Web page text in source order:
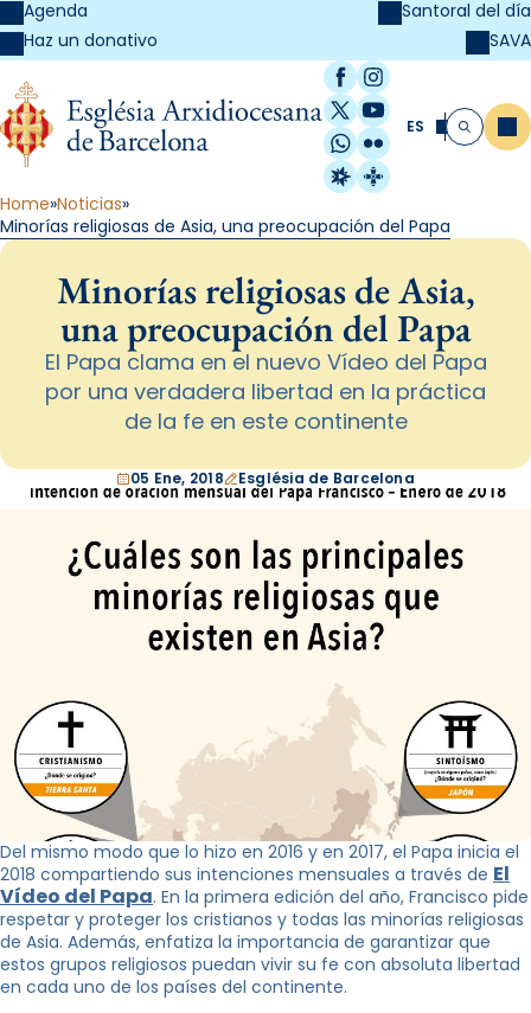
Agenda
Haz un donativo
Santoral del día
SAVA
Facebook
Instagram
X / Twitter
YouTube
WhatsApp
Flickr
Radio Estel
Catalunya
ES Buscar
Home Noticias
Minorías religiosas de Asia, una preocupación del Papa
Minorías religiosas de Asia,
una preocupación del Papa
El Papa clama en el nuevo Vídeo del Papa
por una verdadera libertad en la práctica
de la fe en este continente
05 Ene, 2018 Església de Barcelona
Del mismo modo que lo hizo en 2016 y en 2017, el Papa inicia el
2018 compartiendo sus intenciones mensuales a través de El
Vídeo del Papa. En la primera edición del año, Francisco pide
respetar y proteger los cristianos y todas las minorías religiosas
de Asia. Además, enfatiza la importancia de garantizar que
estos grupos religiosos puedan vivir su fe con absoluta libertad
en cada uno de los países del continente.